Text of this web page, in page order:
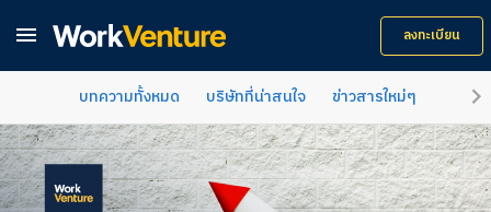
 ลงทะเบียน
keyboard_arrow_right
บทความทั้งหมด บริษัทที่น่าสนใจ ข่าวสารใหม่ๆ คำแ